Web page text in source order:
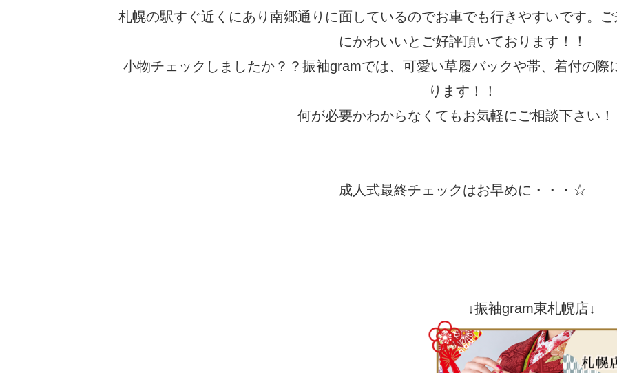
札幌の駅すぐ近くにあり南郷通りに面しているのでお車でも行きやすいです。
にかわいいとご好評頂いております！！
小物チェックしましたか？？振袖gramでは、可愛い草履バックや帯、着付の際
ります！！
何が必要かわからなくてもお気軽にご相談下さい！
成人式最終チェックはお早めに・・・☆
↓振袖gram東札幌店↓